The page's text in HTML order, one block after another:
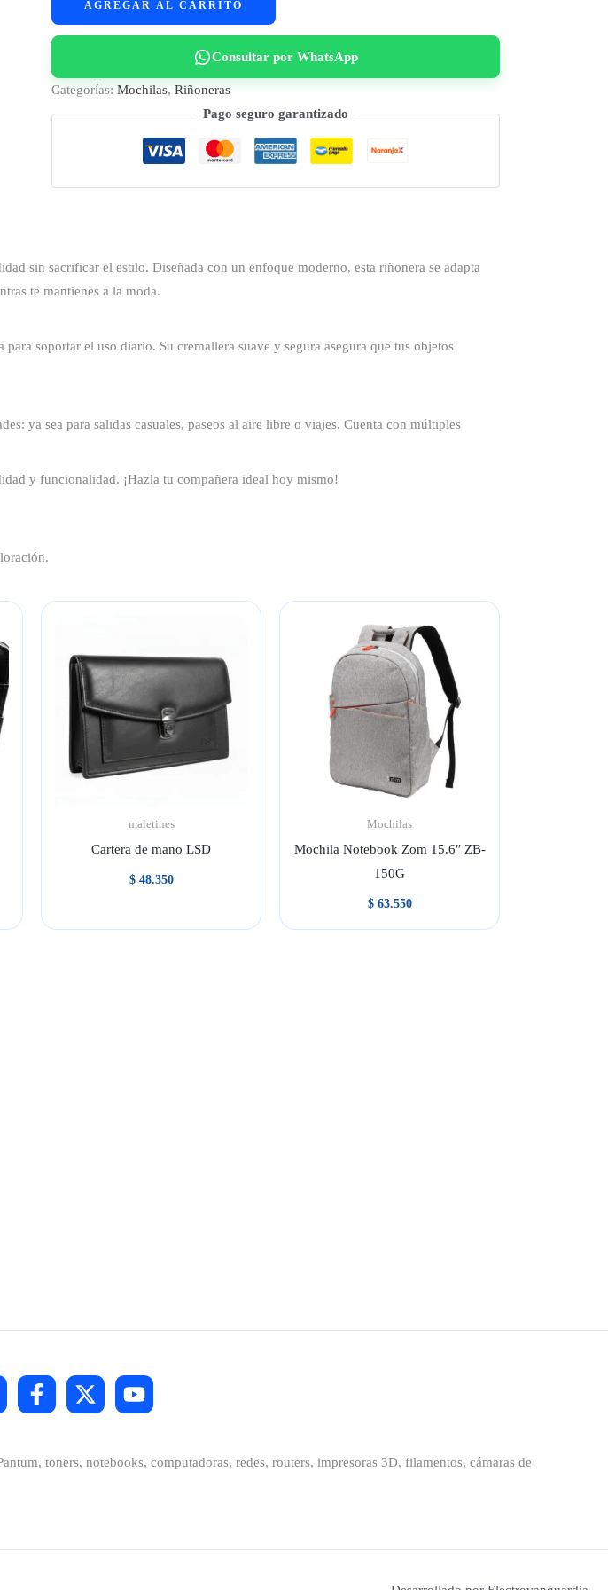
10937AGREGAR AL CARRITO
Consultar por WhatsApp
Categorías: Mochilas, Riñoneras
Pago seguro garantizado
sin sacrificar el estilo. Diseñada con un enfoque moderno, esta riñonera se adapta
te mantienes a la moda.
soportar el uso diario. Su cremallera suave y segura asegura que tus objetos
ya sea para salidas casuales, paseos al aire libre o viajes. Cuenta con múltiples
y funcionalidad. ¡Hazla tu compañera ideal hoy mismo!
maletines
Cartera de mano LSD
$48.350
Mochilas
Mochila Notebook Zom 15.6″ ZB-
150G
$63.550
toners, notebooks, computadoras, redes, routers, impresoras 3D, filamentos, cámaras de